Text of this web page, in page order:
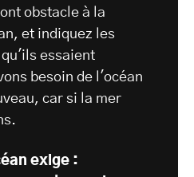
obstacle à la
et indiquez les
qu'ils essaient
besoin de l'océan
car si la mer
exige :